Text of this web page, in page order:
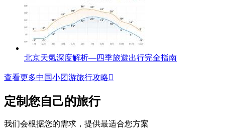
北京天氣深度解析—四季旅遊出行完全指南
查看更多中国小团游旅行攻略
定制您自己的旅行
我们会根据您的需求，提供最适合您方案